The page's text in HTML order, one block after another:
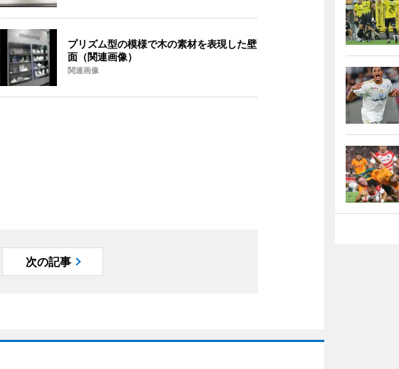
プリズム型の模様で木の素材を表現した壁
面（関連画像）
関連画像
次の記事